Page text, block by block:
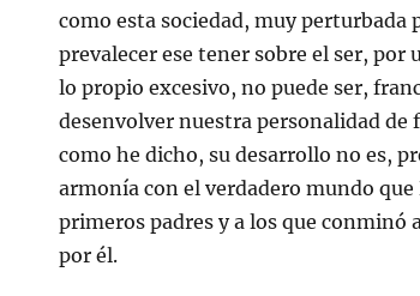
como esta sociedad, muy perturbada
prevalecer ese tener sobre el ser,
lo propio excesivo, no puede ser,
desenvolver nuestra personalidad de
como he dicho, su desarrollo no es,
armonía con el verdadero mundo
primeros padres y a los que conminó
por él.